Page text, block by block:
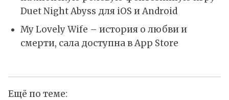
Duet Night Abyss для iOS и Android
My Lovely Wife – история о любви и
смерти, сала доступна в App Store
Ещё по теме: